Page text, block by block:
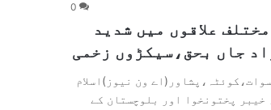
0
علاقوں میں شدید
ون نیوز)اسلام
خیبر پختونخوا اور بلوچستان کے